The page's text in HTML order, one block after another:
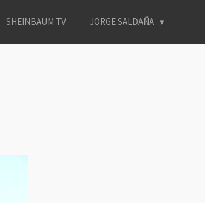
SHEINBAUM TV JORGE SALDAÑA